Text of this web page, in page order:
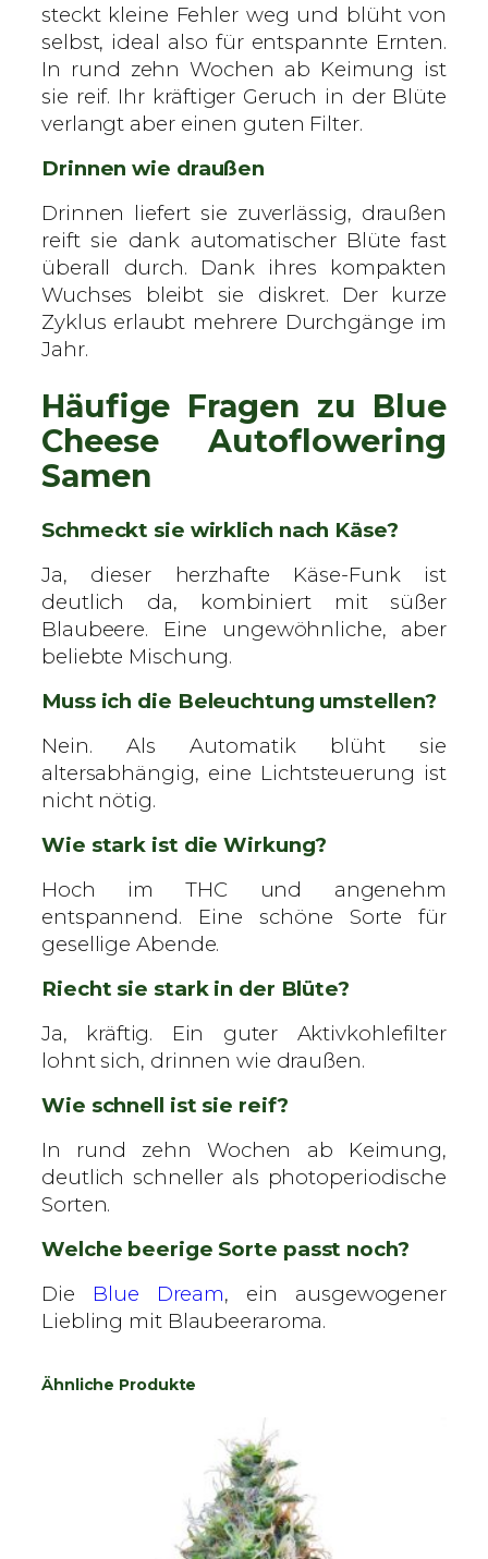
steckt kleine Fehler weg und blüht von
selbst, ideal also für entspannte Ernten.
In rund zehn Wochen ab Keimung ist
sie reif. Ihr kräftiger Geruch in der Blüte
verlangt aber einen guten Filter.
Drinnen wie draußen
Drinnen liefert sie zuverlässig, draußen
reift sie dank automatischer Blüte fast
überall durch. Dank ihres kompakten
Wuchses bleibt sie diskret. Der kurze
Zyklus erlaubt mehrere Durchgänge im
Jahr.
Häufige Fragen zu Blue
Cheese Autoflowering
Samen
Schmeckt sie wirklich nach Käse?
Ja, dieser herzhafte Käse-Funk ist
deutlich da, kombiniert mit süßer
Blaubeere. Eine ungewöhnliche, aber
beliebte Mischung.
Muss ich die Beleuchtung umstellen?
Nein. Als Automatik blüht sie
altersabhängig, eine Lichtsteuerung ist
nicht nötig.
Wie stark ist die Wirkung?
Hoch im THC und angenehm
entspannend. Eine schöne Sorte für
gesellige Abende.
Riecht sie stark in der Blüte?
Ja, kräftig. Ein guter Aktivkohlefilter
lohnt sich, drinnen wie draußen.
Wie schnell ist sie reif?
In rund zehn Wochen ab Keimung,
deutlich schneller als photoperiodische
Sorten.
Welche beerige Sorte passt noch?
Die Blue Dream, ein ausgewogener
Liebling mit Blaubeeraroma.
Ähnliche Produkte